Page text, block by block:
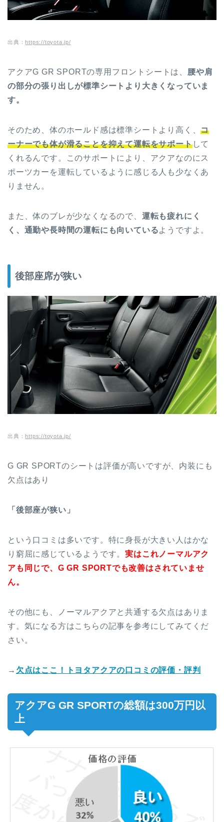
出典：https://toyota.jp/
アクアG GR SPORTの専用フロントシートは、 腰や肩
の部分の張り出しが標準シートより大きくなっていま
す。
そのため、体のホールド感は標準シートより高く、コ
ーナーでも体が滑ることを抑えて運転をサポートして
くれるんです。このサポートにより、アクアなのにス
ポーツカーを運転しているように感じる人も少なくあ
りません。
また、体のブレが少なくなるので、 運転も疲れにく
く、通勤や長時間の運転にも向いているようですよ。
後部座席が狭い
出典：https://toyota.jp/
G GR SPORTのシートは評価が高いですが、内装にも
欠点はあり
「後部座が狭い」
という口コミは多いです。特に身長が大きい人はかな
り窮屈に感じているようです。実はこれノーマルアク
アも同じで、G GR SPORTでも改善はされていませ
ん。
その他にも、ノーマルアクアと共通する欠点はありま
す。気になる方はこちらの記事を参考にしてみてくだ
さい。
→ 欠点はここ！トヨタアクアの口コミの評価・評判
アクアG GR SPORTの総額は300万円以
上